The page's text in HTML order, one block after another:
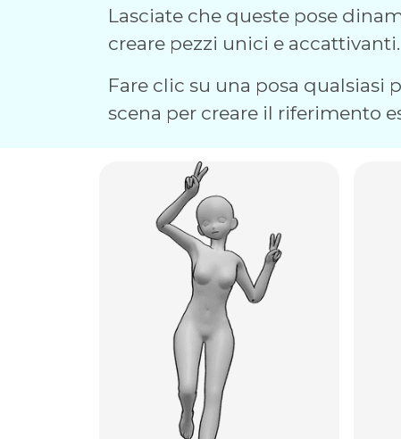
Lasciate che queste pose
creare pezzi unici e accattivanti.
Fare clic su una posa qualsiasi
scena per creare il riferimento